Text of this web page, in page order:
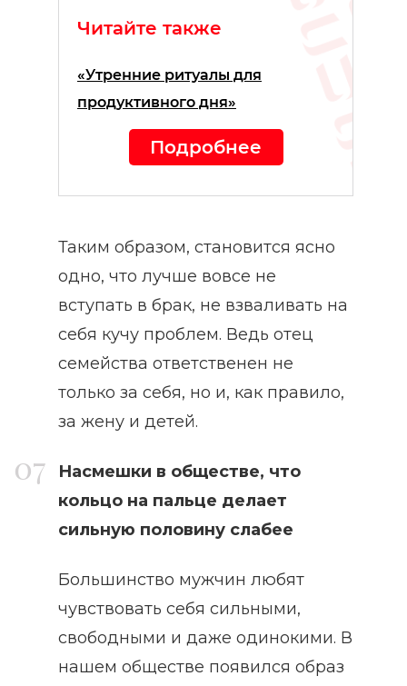
Читайте также
«Утренние ритуалы для
продуктивного дня»
Подробнее
Таким образом, становится ясно
одно, что лучше вовсе не
вступать в брак, не взваливать на
себя кучу проблем. Ведь отец
семейства ответственен не
только за себя, но и, как правило,
за жену и детей.
Насмешки в обществе, что
кольцо на пальце делает
сильную половину слабее
Большинство мужчин любят
чувствовать себя сильными,
свободными и даже одинокими. В
нашем обществе появился образ